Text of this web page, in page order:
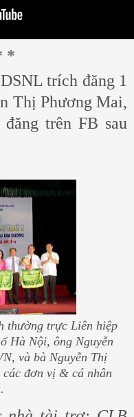
*
trích đăng 1
Thị Phương Mai,
trên FB sau
thường trực Liên hiệp
Hà Nội, ông Nguyễn
và bà Nguyễn Thị
đơn vị & cá nhân